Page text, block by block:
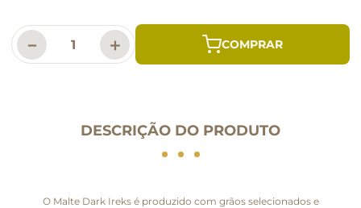
＋
－
DESCRIÇÃO DO PRODUTO
O Malte Dark Ireks é produzido com grãos selecionados e